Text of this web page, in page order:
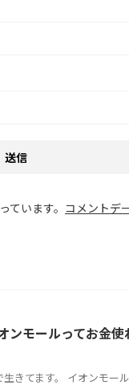
います。 コメントデ
ンモールってお金
きてます。 イオンモー